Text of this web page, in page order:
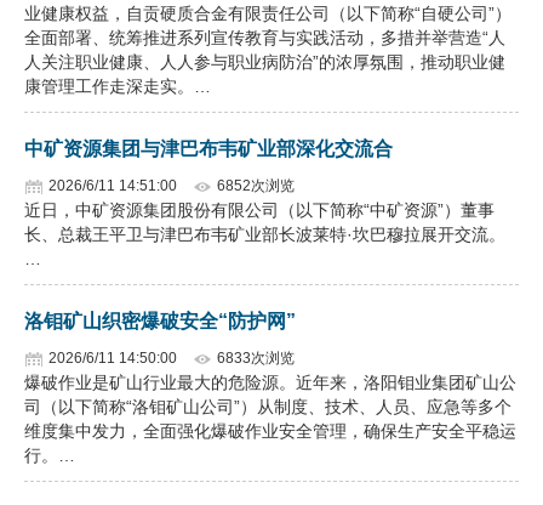
业健康权益，自贡硬质合金有限责任公司（以下简称“自硬公司”）
全面部署、统筹推进系列宣传教育与实践活动，多措并举营造“人
人关注职业健康、人人参与职业病防治”的浓厚氛围，推动职业健
康管理工作走深走实。…
中矿资源集团与津巴布韦矿业部深化交流合
2026/6/11 14:51:00 6852次浏览
近日，中矿资源集团股份有限公司（以下简称“中矿资源”）董事
长、总裁王平卫与津巴布韦矿业部长波莱特·坎巴穆拉展开交流。
洛钼矿山织密爆破安全“防护网”
2026/6/11 14:50:00 6833次浏览
爆破作业是矿山行业最大的危险源。近年来，洛阳钼业集团矿山公
司（以下简称“洛钼矿山公司”）从制度、技术、人员、应急等多个
维度集中发力，全面强化爆破作业安全管理，确保生产安全平稳运
行。…